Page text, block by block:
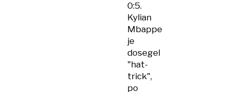
0:5.
Kylian
Mbappe
je
dosegel
"hat-
trick",
po